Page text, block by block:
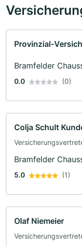
Provinzial-
Bramfelder
0.0 (0)
Colja Schult
Bramfelder
5.0 (1)
Olaf Niemeier